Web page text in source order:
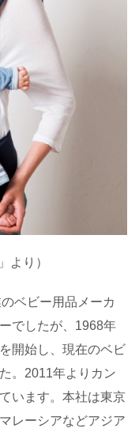
より）
ベビー用品メーカ
でしたが、 1968年
開始し、現在のベビ
。 2011年よりカン
います。本社は東京
レーシアなどアジア